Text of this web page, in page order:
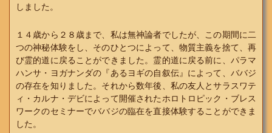
しました。
１４歳から２８歳まで、私は無神論者でしたが、この期間に二
つの神秘体験をし、そのひとつによって、物質主義を捨て、再
び霊的道に戻ることができました。霊的道に戻る前に、パラマ
ハンサ・ヨガナンダの『あるヨギの自叙伝』によって、ババジ
の存在を知りました。それから数年後、私の友人とサラスワテ
ィ・カルナ・デビによって開催されたホロトロピック・ブレス
ワークのセミナーでババジの臨在を直接体験することができま
した。